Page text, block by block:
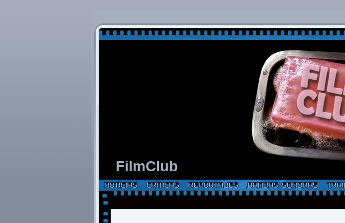
FilmClub